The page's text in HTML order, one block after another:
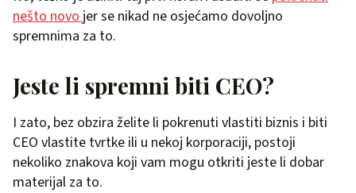
nešto novo jer se nikad ne osjećamo dovoljno
spremnima za to.
Jeste li spremni biti CEO?
I zato, bez obzira želite li pokrenuti vlastiti biznis i biti
CEO vlastite tvrtke ili u nekoj korporaciji, postoji
nekoliko znakova koji vam mogu otkriti jeste li dobar
materijal za to.